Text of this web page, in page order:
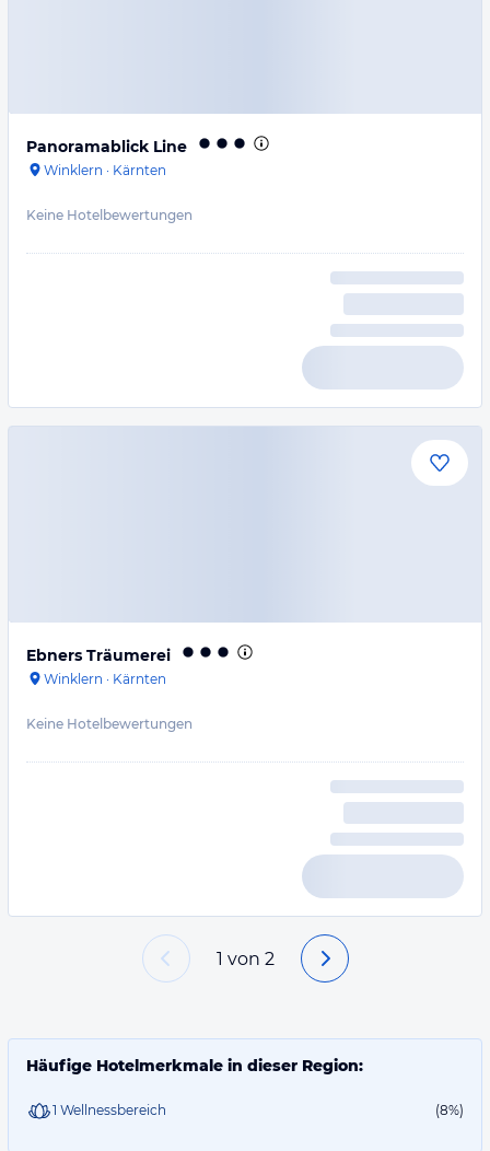
Panoramablick Line
Winklern · Kärnten
Keine Hotelbewertungen
Ebners Träumerei
Winklern · Kärnten
Keine Hotelbewertungen
1 von 2
Häufige Hotelmerkmale in dieser Region:
1 Wellnessbereich (8%)